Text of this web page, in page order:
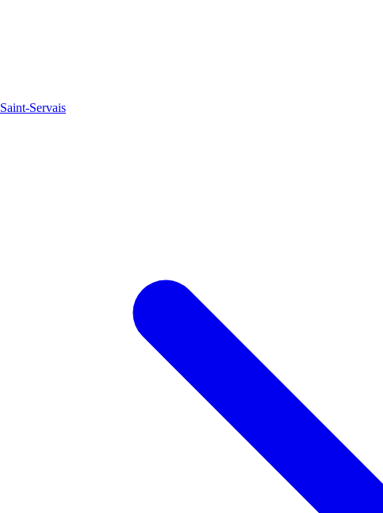
Saint-Servais